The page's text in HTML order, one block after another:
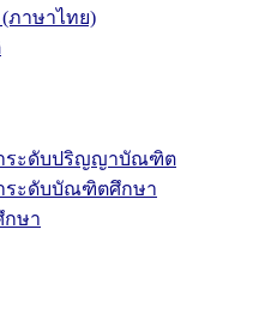
ภาษาไทย)
ระดับปริญญาบัณฑิต
ระดับบัณฑิตศึกษา
กษา